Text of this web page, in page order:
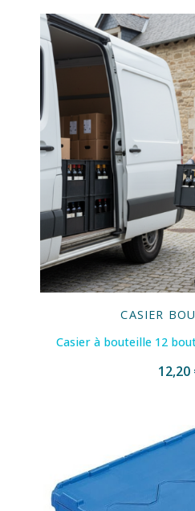
CASIER
Casier à bouteille 12
12,20